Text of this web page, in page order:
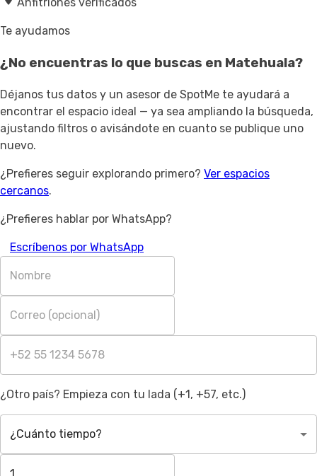
Te ayudamos
¿No encuentras lo que buscas en Matehuala?
Déjanos tus datos y un asesor de SpotMe te ayudará a
encontrar el espacio ideal — ya sea ampliando la búsqueda,
ajustando filtros o avisándote en cuanto se publique uno
nuevo.
¿Prefieres seguir explorando primero? Ver espacios
cercanos.
¿Prefieres hablar por WhatsApp?
Escríbenos por WhatsApp
¿Otro país? Empieza con tu lada (+1, +57, etc.)
¿Cuánto tiempo?